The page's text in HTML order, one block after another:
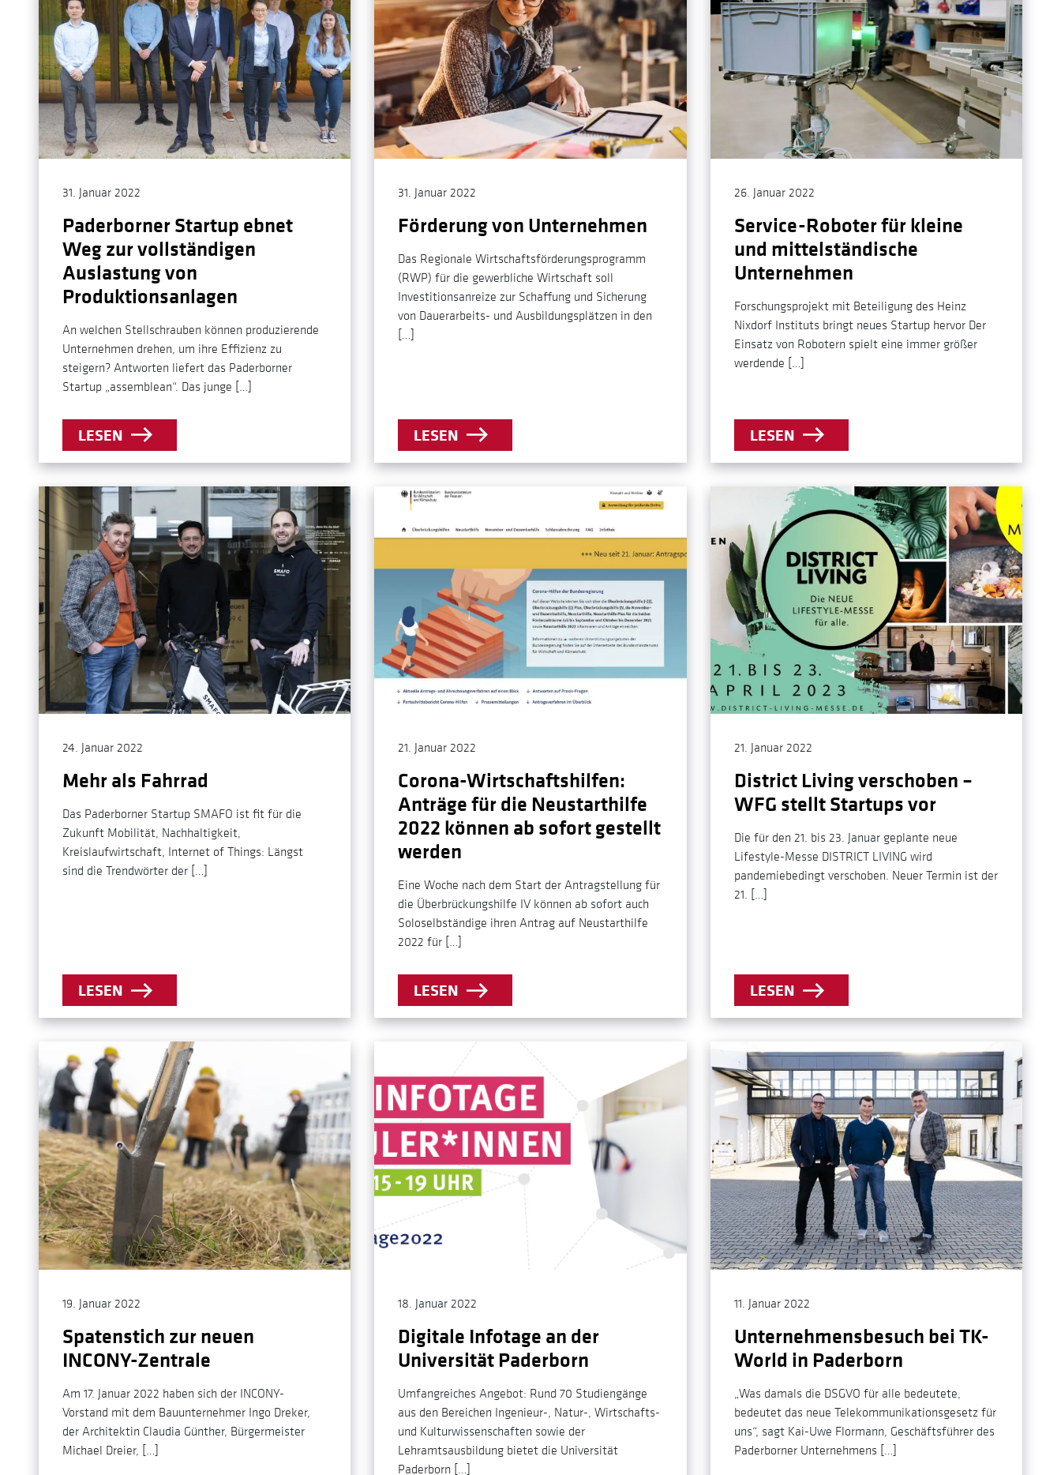
31. Januar 2022
Paderborner Startup ebnet
Weg zur vollständigen
Auslastung von
Produktionsanlagen
An welchen Stellschrauben können produzierende
Unternehmen drehen, um ihre Effizienz zu
steigern? Antworten liefert das Paderborner
Startup „assemblean“. Das junge […]
LESEN
31. Januar 2022
Förderung von Unternehmen
Das Regionale Wirtschaftsförderungsprogramm
(RWP) für die gewerbliche Wirtschaft soll
Investitionsanreize zur Schaffung und Sicherung
von Dauerarbeits- und Ausbildungsplätzen in den
[…]
LESEN
26. Januar 2022
Service-Roboter für kleine
und mittelständische
Unternehmen
Forschungsprojekt mit Beteiligung des Heinz
Nixdorf Instituts bringt neues Startup hervor Der
Einsatz von Robotern spielt eine immer größer
werdende […]
LESEN
24. Januar 2022
Mehr als Fahrrad
Das Paderborner Startup SMAFO ist fit für die
Zukunft Mobilität, Nachhaltigkeit,
Kreislaufwirtschaft, Internet of Things: Längst
sind die Trendwörter der […]
LESEN
21. Januar 2022
Corona-Wirtschaftshilfen:
Anträge für die Neustarthilfe
2022 können ab sofort gestellt
werden
Eine Woche nach dem Start der Antragstellung für
die Überbrückungshilfe IV können ab sofort auch
Soloselbständige ihren Antrag auf Neustarthilfe
2022 für […]
LESEN
21. Januar 2022
District Living verschoben –
WFG stellt Startups vor
Die für den 21. bis 23. Januar geplante neue
Lifestyle-Messe DISTRICT LIVING wird
pandemiebedingt verschoben. Neuer Termin ist der
21. […]
LESEN
19. Januar 2022
Spatenstich zur neuen
INCONY-Zentrale
Am 17. Januar 2022 haben sich der INCONY-
Vorstand mit dem Bauunternehmer Ingo Dreker,
der Architektin Claudia Günther, Bürgermeister
Michael Dreier, […]
18. Januar 2022
Digitale Infotage an der
Universität Paderborn
Umfangreiches Angebot: Rund 70 Studiengänge
aus den Bereichen Ingenieur-, Natur-, Wirtschafts-
und Kulturwissenschaften sowie der
Lehramtsausbildung bietet die Universität
Paderborn […]
11. Januar 2022
Unternehmensbesuch bei TK-
World in Paderborn
„Was damals die DSGVO für alle bedeutete,
bedeutet das neue Telekommunikationsgesetz für
uns“, sagt Kai-Uwe Flormann, Geschäftsführer des
Paderborner Unternehmens […]